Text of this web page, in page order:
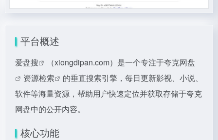
平台概述
爱盘搜 （xiongdipan.com）是一个专注于夸克网盘
资源检索
的垂直搜索引擎，每日更新影视、小说、
软件等海量资源，帮助用户快速定位并获取存储于夸克
网盘中的公开内容。
核心功能